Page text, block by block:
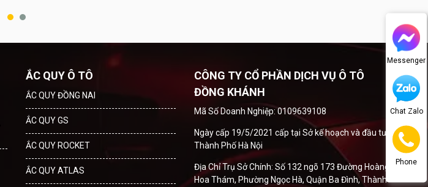
Messenger
Chat Zalo
Phone
ẮC QUY Ô TÔ
ẮC QUY ĐỒNG NAI
ẮC QUY GS
ẮC QUY ROCKET
ẮC QUY ATLAS
CÔNG TY CỔ PHẦN DỊCH VỤ Ô TÔ
ĐỒNG KHÁNH
Mã Số Doanh Nghiệp: 0109639108
Ngày cấp 19/5/2021 cấp tại Sở kế hoạch và đầu tư
Thành Phố Hà Nội
Địa Chỉ Trụ Sở Chính: Số 132 ngõ 173 Đường Hoàng
Hoa Thám, Phường Ngọc Hà, Quận Ba Đình, Thành